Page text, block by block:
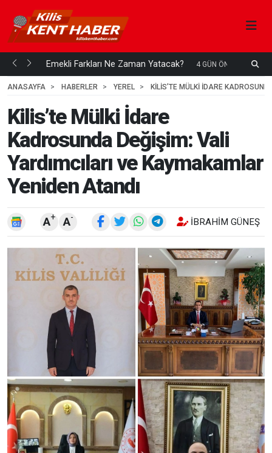
mi... Emekli Farkları Ne Zaman Yatacak? 4 GÜN ÖNCE
ANASAYFA
HABERLER YEREL KILIS’TE MÜLKI İDARE
Kilis’te Mülki İdare
Kadrosunda Değişim: Vali
Yardımcıları ve Kaymakamlar
Yeniden Atandı
A+ A- İBRAHIM GÜNEŞ